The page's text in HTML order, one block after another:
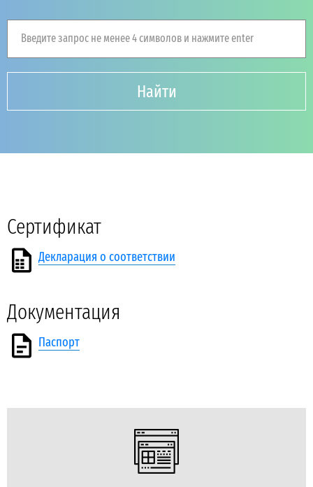
Введите запрос не менее 4 символов и нажмите enter
Найти
Сертификат
Декларация о соответствии
Документация
Паспорт